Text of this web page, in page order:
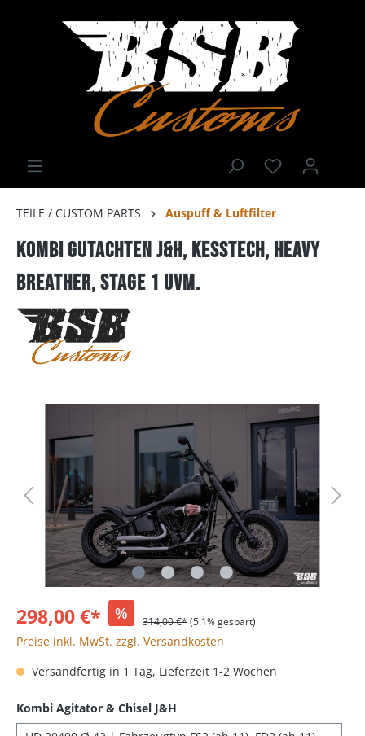
TEILE / CUSTOM PARTS Auspuff & Luftfilter
Kombi Gutachten J&H, Kesstech, Heavy
Breather, Stage 1 uvm.
298,00 €* % 314,00 €*(5.1% gespart)
Preise inkl. MwSt. zzgl. Versandkosten
Versandfertig in 1 Tag, Lieferzeit 1-2 Wochen
Kombi Agitator & Chisel J&H